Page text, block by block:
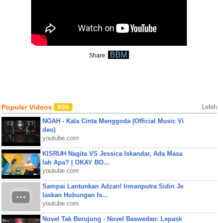
Share: BBM
Populer Videos Lebih
NOAH - Kala Cinta Menggoda (Official Music Vi
deo)
youtube.com
KISRUH Nagita VS Jessica Iskandar, Ada Masa
lah Apa? | OKAY BO...
youtube.com
Sampai Lantunkan Adzan! Irmanputra Sidin Je
laskan Hubungan Is...
youtube.com
Novel Tak Berujung - Novel Baswedan: Lepask